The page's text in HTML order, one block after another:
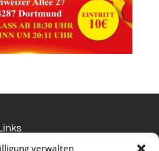
verwalten
Kontakt